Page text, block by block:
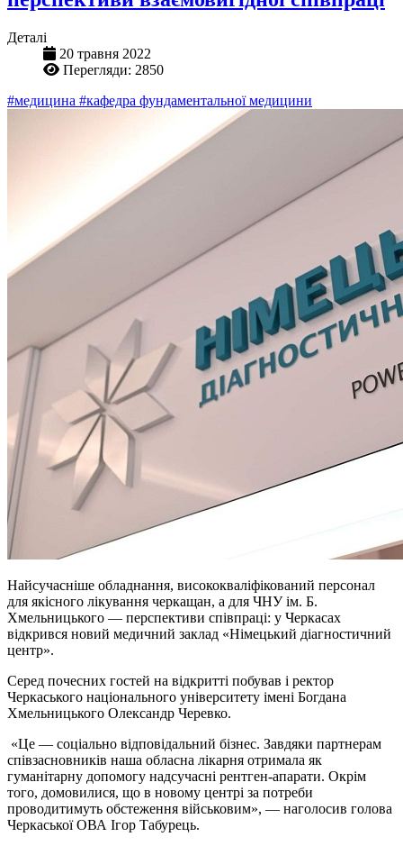
Деталі
20 травня 2022
Перегляди: 2850
#медицина #кафедра фундаментальної медицини
Найсучасніше обладнання, висококваліфікований персонал
для якісного лікування черкащан, а для ЧНУ ім. Б.
Хмельницького — перспективи співпраці: у Черкасах
відкрився новий медичний заклад «Німецький діагностичний
центр».
Серед почесних гостей на відкритті побував і ректор
Черкаського національного університету імені Богдана
Хмельницького Олександр Черевко.
«Це — соціально відповідальний бізнес. Завдяки партнерам
співзасновників наша обласна лікарня отримала як
гуманітарну допомогу надсучасні рентген-апарати. Окрім
того, домовилися, що в новому центрі за потреби
проводитимуть обстеження військовим», — наголосив голова
Черкаської ОВА Ігор Табурець.